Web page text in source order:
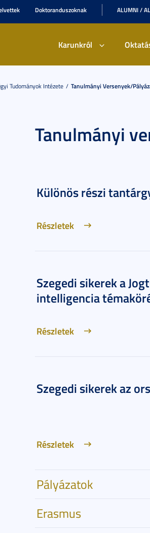
Doktoranduszoknak ALUMNI /
Karunkról
Tudományok Intézete Tanulmányi Versenyek/
Tanulmányi
Különös részi
Részletek
Szegedi sikerek a
intelligencia
Részletek
Szegedi sikerek az
Részletek
Pályázatok
Erasmus